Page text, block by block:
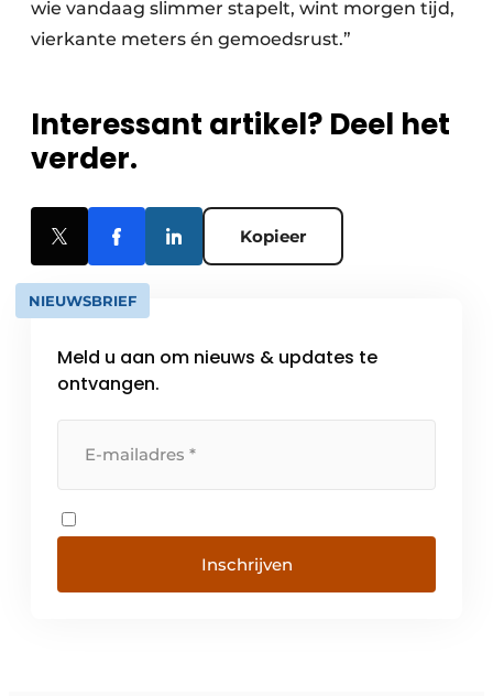
wie vandaag slimmer stapelt, wint morgen tijd,
vierkante meters én gemoedsrust.”
Interessant artikel? Deel het
verder.
Kopieer
NIEUWSBRIEF
Meld u aan om nieuws & updates te
ontvangen.
Inschrijven